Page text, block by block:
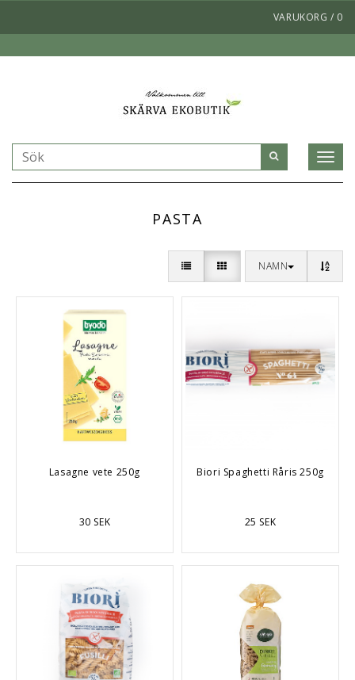
VARUKORG / 0
Toggle
PASTA
NAMN
Lasagne vete 250g
30 SEK
Biori Spaghetti Råris 250g
25 SEK